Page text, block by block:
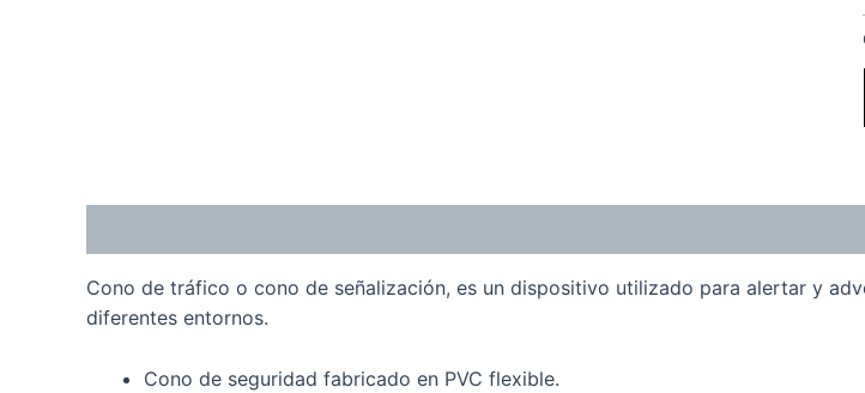
Cono de tráfico o cono de señalización, es un dispositivo utilizado para alertar y
diferentes entornos.
Cono de seguridad fabricado en PVC flexible.